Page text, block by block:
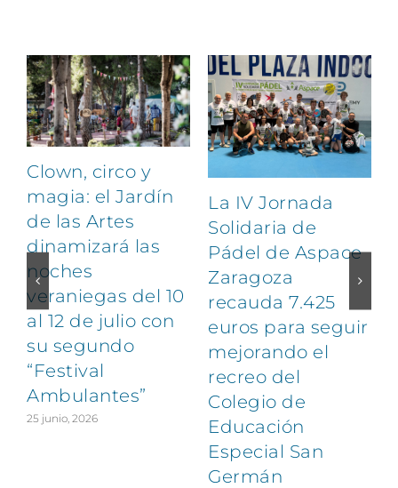
Clown, circo y
magia: el Jardín
de las Artes
dinamizará las
noches
veraniegas del 10
al 12 de julio con
su segundo
“Festival
Ambulantes”
25 junio, 2026
La IV Jornada
Solidaria de
Pádel de Aspace
Zaragoza
recauda 7.425
euros para seguir
mejorando el
recreo del
Colegio de
Educación
Especial San
Germán